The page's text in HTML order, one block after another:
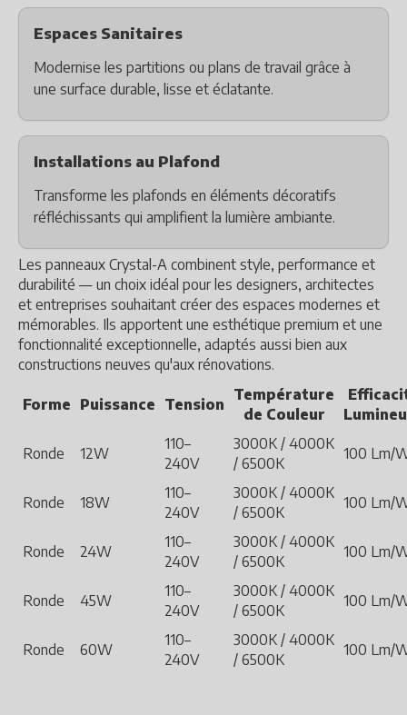
Espaces Sanitaires
Modernise les partitions ou plans de travail grâce à
une surface durable, lisse et éclatante.
Installations au Plafond
Transforme les plafonds en éléments décoratifs
réfléchissants qui amplifient la lumière ambiante.
Les panneaux Crystal-A combinent style, performance et
durabilité — un choix idéal pour les designers, architectes
et entreprises souhaitant créer des espaces modernes et
mémorables. Ils apportent une esthétique premium et une
fonctionnalité exceptionnelle, adaptés aussi bien aux
constructions neuves qu'aux rénovations.
Forme Puissance Tension
Température
de Couleur
Ronde 12W
110–
240V
3000K / 4000K
/ 6500K
100 Lm/
Ronde 18W
110–
240V
3000K / 4000K
/ 6500K
100 Lm/
Ronde 24W
110–
240V
3000K / 4000K
/ 6500K
100 Lm/
Ronde 45W
110–
240V
3000K / 4000K
/ 6500K
100 Lm/
Ronde 60W
110–
240V
3000K / 4000K
/ 6500K
100 Lm/